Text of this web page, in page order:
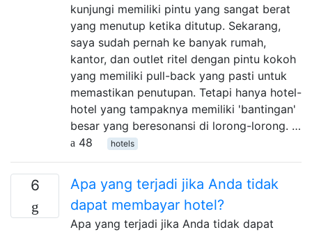
kunjungi memiliki pintu yang sangat berat
yang menutup ketika ditutup. Sekarang,
saya sudah pernah ke banyak rumah,
kantor, dan outlet ritel dengan pintu kokoh
yang memiliki pull-back yang pasti untuk
memastikan penutupan. Tetapi hanya hotel-
hotel yang tampaknya memiliki 'bantingan'
besar yang beresonansi di lorong-lorong. …
48
hotels
6
Apa yang terjadi jika Anda tidak
dapat membayar hotel?
Apa yang terjadi jika Anda tidak dapat